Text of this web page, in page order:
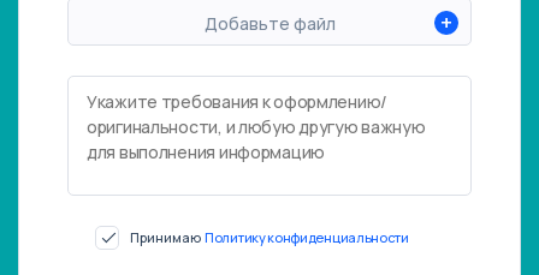
Добавьте файл +
Принимаю Политику конфиденциальности